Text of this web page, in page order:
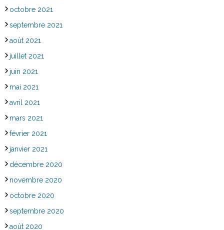
octobre 2021
septembre 2021
août 2021
juillet 2021
juin 2021
mai 2021
avril 2021
mars 2021
février 2021
janvier 2021
décembre 2020
novembre 2020
octobre 2020
septembre 2020
août 2020